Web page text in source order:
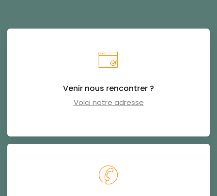
Venir nous rencontrer ?
Voici notre adresse